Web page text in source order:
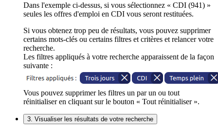
Dans l'exemple ci-dessus, si vous sélectionnez « CDI (941) »
seules les offres d'emploi en CDI vous seront restituées.
Si vous obtenez trop peu de résultats, vous pouvez supprimer
certains mots-clés ou certains filtres et critères et relancer votre
recherche.
Les filtres appliqués à votre recherche apparaissent de la façon
suivante :
Vous pouvez supprimer les filtres un par un ou tout
réinitialiser en cliquant sur le bouton « Tout réinitialiser ».
3. Visualiser les résultats de votre recherche